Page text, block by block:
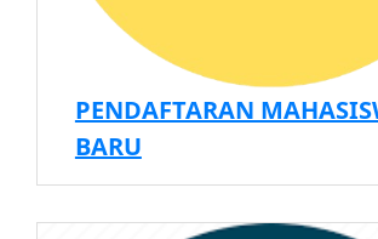
PENDAFTARAN
BARU